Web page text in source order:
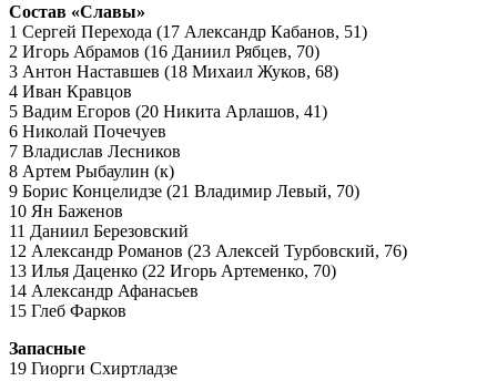
Состав «Славы»
1 Сергей Перехода (17 Александр Кабанов, 51)
2 Игорь Абрамов (16 Даниил Рябцев, 70)
3 Антон Наставшев (18 Михаил Жуков, 68)
4 Иван Кравцов
5 Вадим Егоров (20 Никита Арлашов, 41)
6 Николай Почечуев
7 Владислав Лесников
8 Артем Рыбаулин (к)
9 Борис Концелидзе (21 Владимир Левый, 70)
10 Ян Баженов
11 Даниил Березовский
12 Александр Романов (23 Алексей Турбовский, 76)
13 Илья Даценко (22 Игорь Артеменко, 70)
14 Александр Афанасьев
15 Глеб Фарков
Запасные
19 Гиорги Схиртладзе